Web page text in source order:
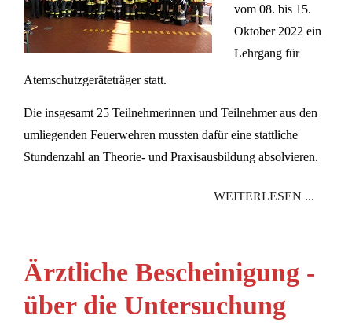
vom 08. bis 15.
Oktober 2022 ein
Lehrgang für
Atemschutzgeräteträger statt.
Die insgesamt 25 Teilnehmerinnen und Teilnehmer aus den
umliegenden Feuerwehren mussten dafür eine stattliche
Stundenzahl an Theorie- und Praxisausbildung absolvieren.
WEITERLESEN ...
Ärztliche Bescheinigung -
über die Untersuchung